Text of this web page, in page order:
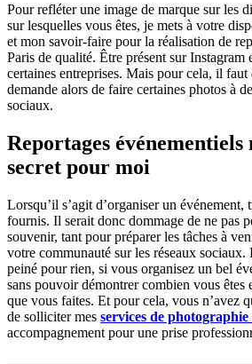
Pour refléter une image de marque sur les
sur lesquelles vous êtes, je mets à votre
et mon savoir-faire pour la réalisation de
Paris de qualité. Être présent sur
certaines entreprises. Mais pour cela, il
demande alors de faire certaines photos à
sociaux.
Reportages événementiels
secret pour moi
Lorsqu’il s’agit d’organiser un événement,
fournis. Il serait donc dommage de ne pas
souvenir, tant pour préparer les tâches à
votre communauté sur les réseaux
peiné pour rien, si vous organisez un bel
sans pouvoir démontrer combien vous êtes
que vous faites. Et pour cela, vous n’avez
de solliciter mes services de photographie
accompagnement pour une prise